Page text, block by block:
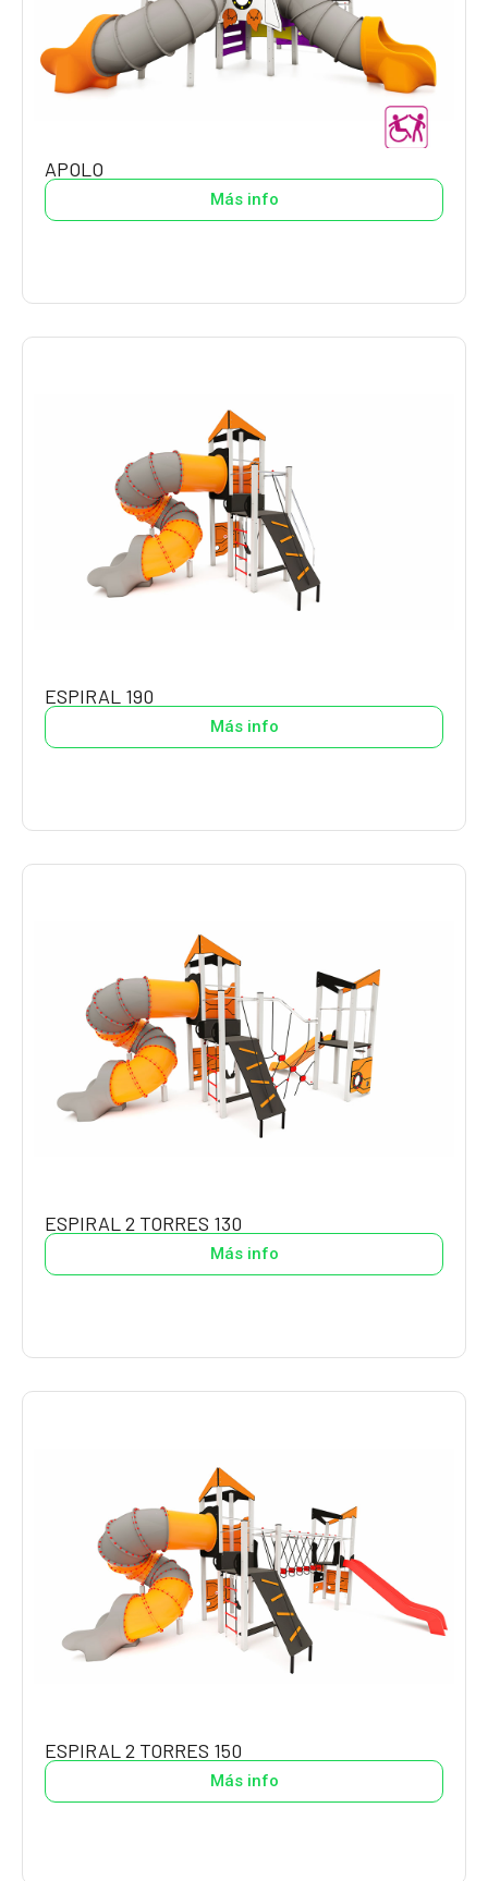
APOLO
Más info
ESPIRAL 190
Más info
ESPIRAL 2 TORRES 130
Más info
ESPIRAL 2 TORRES 150
Más info